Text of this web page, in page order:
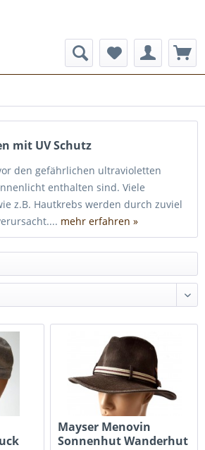
mit UV Schutz
den gefährlichen ultravioletten
enthalten sind. Viele
z.B. Hautkrebs werden durch zuviel
mehr erfahren »
Mayser Menovin
Sonnenhut Wanderhut